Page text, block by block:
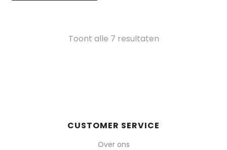
Toont alle 7 resultatenGesorteerd
CUSTOMER SERVICE
Over ons